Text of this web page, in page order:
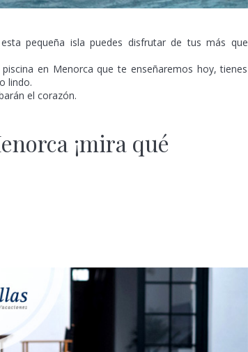
pequeña isla puedes disfrutar de tus más que
en Menorca que te enseñaremos hoy, tienes
lindo.
el corazón.
¡mira qué